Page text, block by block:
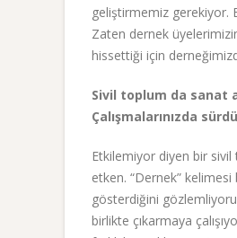
geliştirmemiz gerekiyor.
Zaten dernek
hissettiği için
Sivil toplum da sanat
Çalışmalarınızda
Etkilemiyor diyen bir sivil
etken. “Dernek”
gösterdiğini
birlikte çıkarmaya